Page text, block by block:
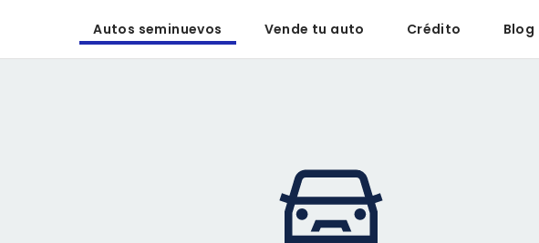
Autos seminuevos Vende tu auto Crédito Blog